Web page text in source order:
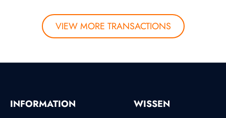
VIEW MORE TRANSACTIONS
INFORMATION WISSEN